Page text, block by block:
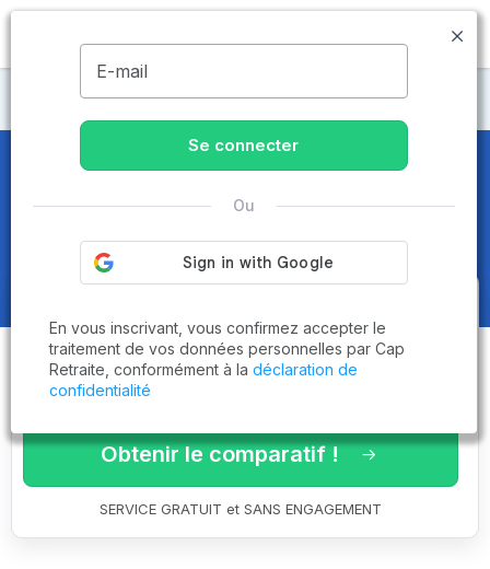
MENU
Maisons de retraite Haute-Loire
Maisons de retraite et EHPAD
Pradelles (43420)
Obtenez le
comparatif des
établissementsadaptés à vos
critères en 3 minutes !
Obtenir le comparatif !
SERVICE GRATUIT et SANS ENGAGEMENT
E-mail
Se connecter
Ou
En vous inscrivant, vous confirmez accepter le
traitement de vos données personnelles par Cap
Retraite, conformément à la déclaration de
confidentialité